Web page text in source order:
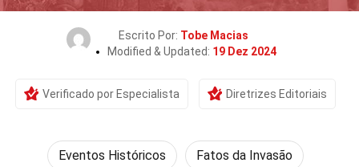
Escrito Por: Tobe Macias
Modified & Updated: 19 Dez 2024
Verificado por Especialista Diretrizes Editoriais
Eventos Históricos Fatos da Invasão